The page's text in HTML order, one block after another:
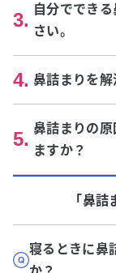
3. 自分ででき
さい。
4. 鼻詰まりを解
5. 鼻詰まりの
ますか？
「鼻詰
寝るときに鼻